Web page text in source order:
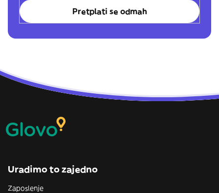
Pretplati se odmah
Uradimo to zajedno
Zaposlenje